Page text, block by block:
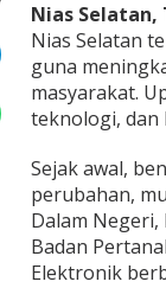
Nias Selatan,
Nias Selatan
guna
masyarakat.
teknologi, dan
Sejak awal,
perubahan,
Dalam
Badan
Elektronik